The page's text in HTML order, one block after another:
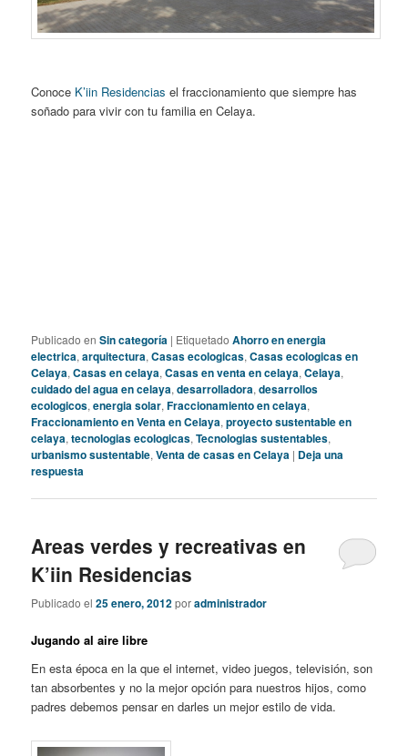
Conoce K’iin Residencias el fraccionamiento que siempre has
soñado para vivir con tu familia en Celaya.
Publicado en Sin categoría | Etiquetado Ahorro en energia
electrica,arquitectura,Casas ecologicas,Casas ecologicas en
Celaya,Casas en celaya,Casas en venta en celaya,Celaya,
cuidado del agua en celaya,desarrolladora,desarrollos
ecologicos,energia solar,Fraccionamiento en celaya,
Fraccionamiento en Venta en Celaya,proyecto sustentable en
celaya,tecnologias ecologicas,Tecnologias sustentables,
urbanismo sustentable,Venta de casas en Celaya | Deja una
respuesta
Areas verdes y recreativas en
K’iin Residencias
Publicado el25 enero, 2012poradministrador
Jugando al aire libre
En esta época en la que el internet, video juegos, televisión, son
tan absorbentes y no la mejor opción para nuestros hijos, como
padres debemos pensar en darles un mejor estilo de vida.